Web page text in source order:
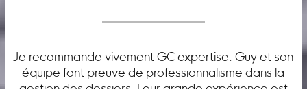
Je recommande vivement GC expertise. Guy et son
équipe font preuve de professionnalisme dans la